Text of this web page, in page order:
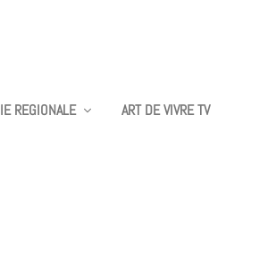
REGIONALE ART DE VIVRE TV